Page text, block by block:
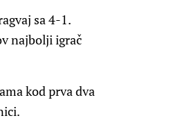
sa 4-1.
najbolji igrač
kod prva dva